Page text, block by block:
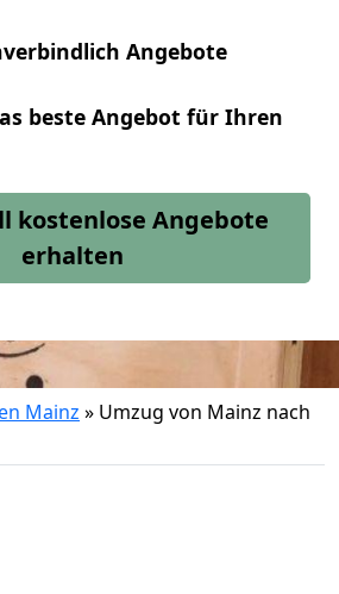
Angebote
beste Angebot für Ihren
kostenlose Angebote
erhalten
Mainz » Umzug von Mainz nach